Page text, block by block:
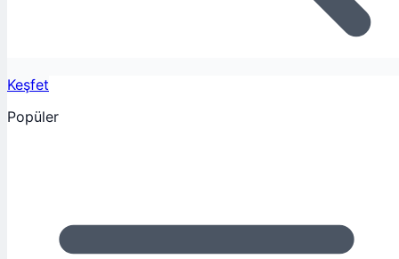
Keşfet
Popüler